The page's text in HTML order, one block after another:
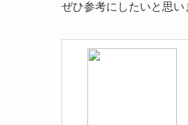
ぜひ参考にしたいと思い